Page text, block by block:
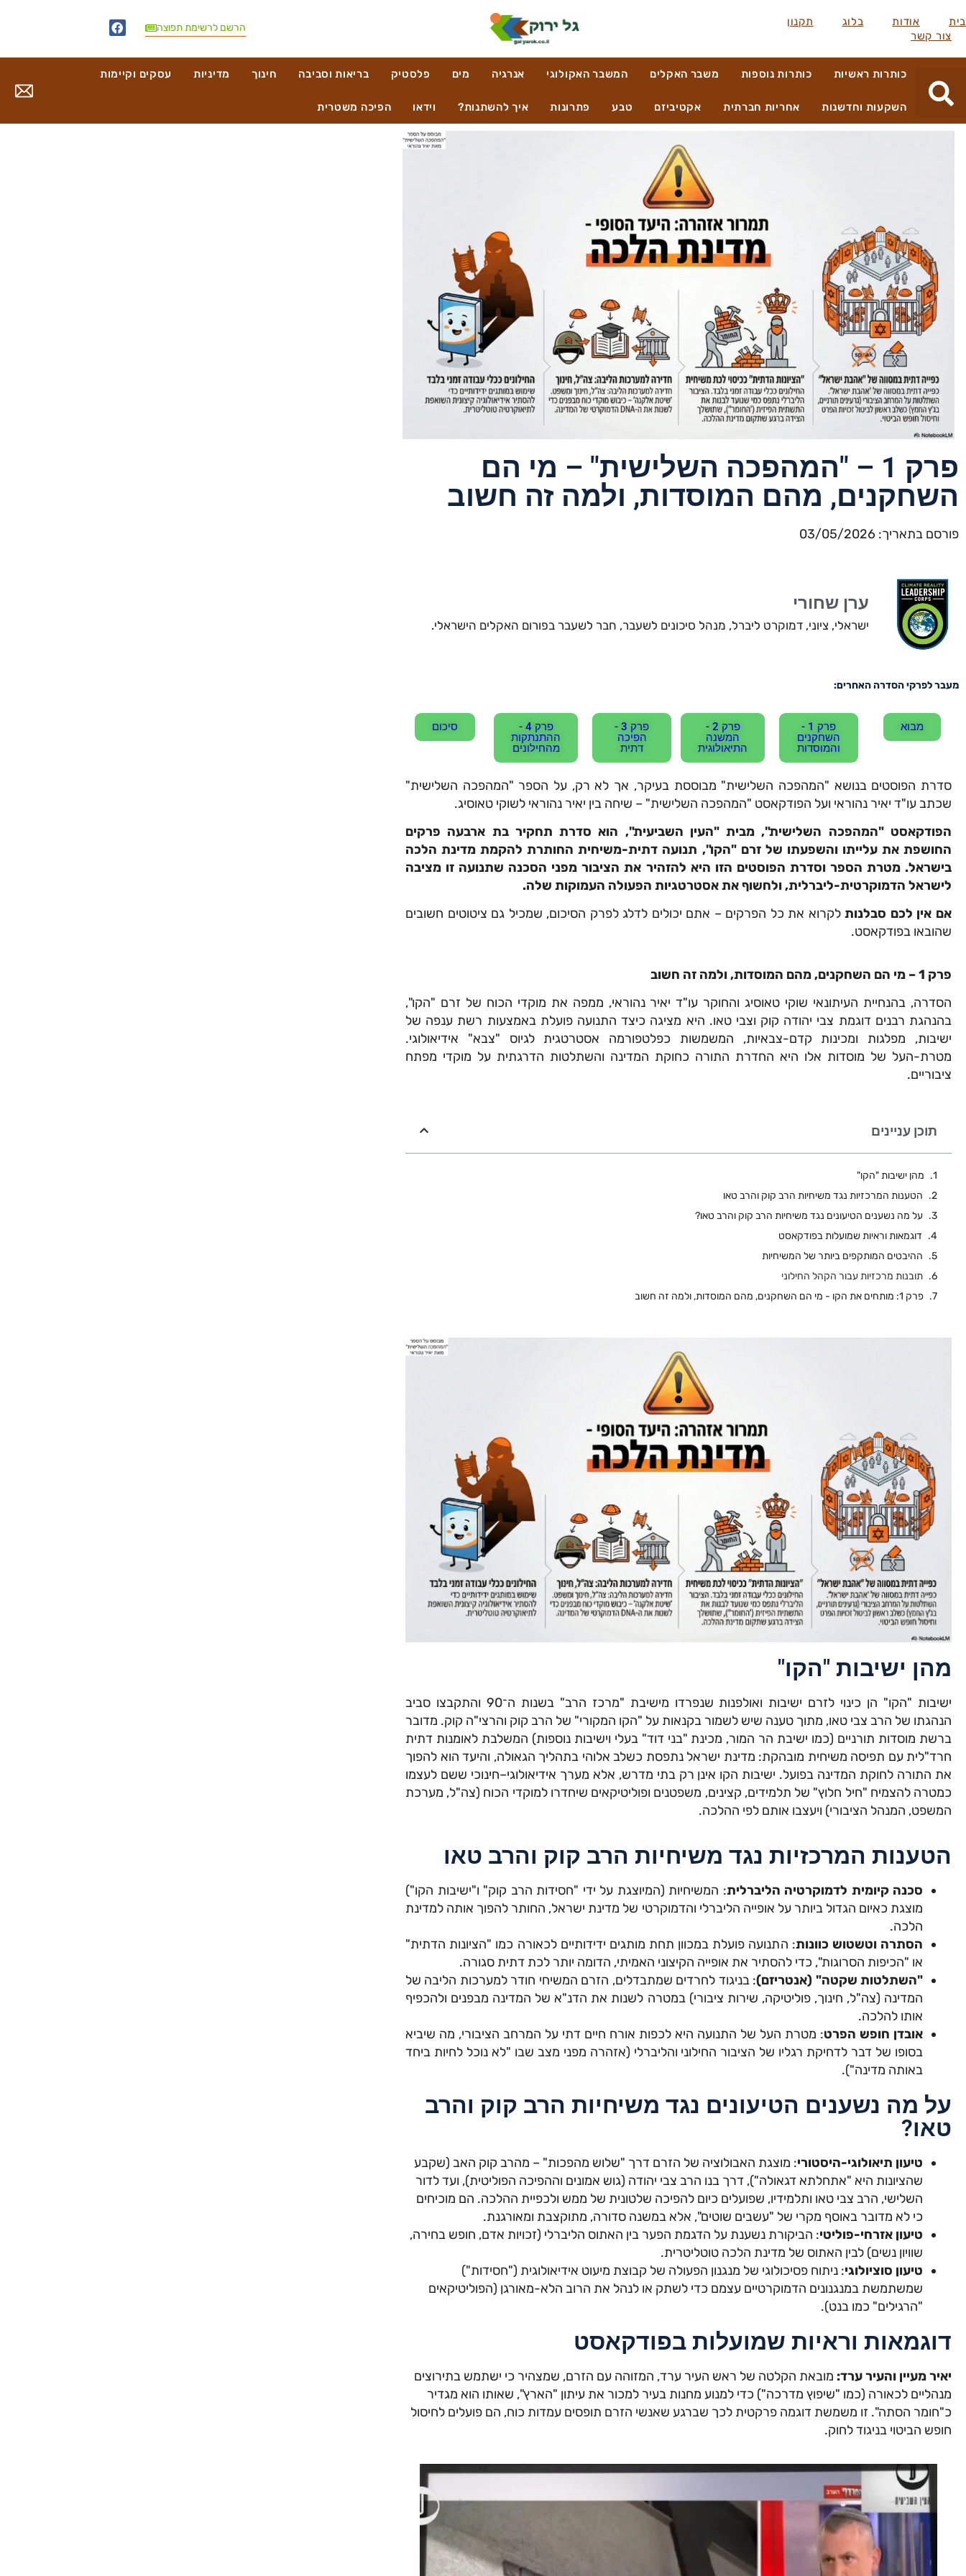
בית אודות בלוג
תקנון
צור קשר
הרשם לרשימת תפוצה
כותרות ראשיות כותרות נוספות משבר האקלים המשבר האקולוגי אנרגיה מים פלסטיק בריאות וסביבה חינוך מדיניות עסקים וקיימות
השקעות וחדשנות אחריות חברתית אקטיביזם טבע פתרונות איך להשתנות? וידאו הפיכה משטרית
פרק 1 – "המהפכה השלישית" – מי הם
השחקנים, מהם המוסדות, ולמה זה חשוב
פורסם בתאריך: 03/05/2026
ערן שחורי
ישראלי, ציוני, דמוקרט ליברל, מנהל סיכונים לשעבר, חבר לשעבר בפורום האקלים הישראלי.
מעבר לפרקי הסדרה האחרים:
מבוא
פרק 1 -
השחקנים
והמוסדות
פרק 2 -
המשנה
התיאולוגית
פרק 3 -
הפיכה
דתית
פרק 4 -
ההתנתקות
מהחילונים
סיכום
סדרת הפוסטים בנושא "המהפכה השלישית" מבוססת בעיקר, אך לא רק, על הספר "המהפכה השלישית"
שכתב עו"ד יאיר נהוראי ועל הפודקאסט "המהפכה השלישית" – שיחה בין יאיר נהוראי לשוקי טאוסיג.
הפודקאסט "המהפכה השלישית", מבית "העין השביעית", הוא סדרת תחקיר בת ארבעה פרקים
החושפת את עלייתו והשפעתו של זרם "הקו", תנועה דתית-משיחית החותרת להקמת מדינת הלכה
בישראל. מטרת הספר וסדרת הפוסטים הזו היא להזהיר את הציבור מפני הסכנה שתנועה זו מציבה
לישראל הדמוקרטית-ליברלית, ולחשוף את אסטרטגיות הפעולה העמוקות שלה.
אם אין לכם סבלנותלקרוא את כל הפרקים – אתם יכולים לדלג לפרק הסיכום, שמכיל גם ציטוטים חשובים
שהובאו בפודקאסט.
פרק 1 – מי הם השחקנים, מהם המוסדות, ולמה זה חשוב
הסדרה, בהנחיית העיתונאי שוקי טאוסיג והחוקר עו"ד יאיר נהוראי, ממפה את מוקדי הכוח של זרם "הקו",
בהנהגת רבנים דוגמת צבי יהודה קוק וצבי טאו. היא מציגה כיצד התנועה פועלת באמצעות רשת ענפה של
ישיבות, מפלגות ומכינות קדם-צבאיות, המשמשות כפלטפורמה אסטרטגית לגיוס "צבא" אידיאולוגי.
מטרת-העל של מוסדות אלו היא החדרת התורה כחוקת המדינה והשתלטות הדרגתית על מוקדי מפתח
ציבוריים.
תוכן עניינים
מהן ישיבות "הקו"
הטענות המרכזיות נגד משיחיות הרב קוק והרב טאו
על מה נשענים הטיעונים נגד משיחיות הרב קוק והרב טאו?
דוגמאות וראיות שמועלות בפודקאסט
ההיבטים המותקפים ביותר של המשיחיות
תובנות מרכזיות עבור הקהל החילוני
פרק 1: מותחים את הקו - מי הם השחקנים, מהם המוסדות, ולמה זה חשוב
מהן ישיבות "הקו"
ישיבות "הקו" הן כינוי לזרם ישיבות ואולפנות שנפרדו מישיבת "מרכז הרב" בשנות ה־90 והתקבצו סביב
הנהגתו של הרב צבי טאו, מתוך טענה שיש לשמור בקנאות על "הקו המקורי" של הרב קוק והרצי"ה קוק. מדובר
ברשת מוסדות תורניים (כמו ישיבת הר המור, מכינת "בני דוד" בעלי וישיבות נוספות) המשלבת לאומנות דתית
חרד"לית עם תפיסה משיחית מובהקת: מדינת ישראל נתפסת כשלב אלוהי בתהליך הגאולה, והיעד הוא להפוך
את התורה לחוקת המדינה בפועל. ישיבות הקו אינן רק בתי מדרש, אלא מערך אידיאולוגי–חינוכי ששם לעצמו
כמטרה להצמיח "חיל חלוץ" של תלמידים, קצינים, משפטנים ופוליטיקאים שיחדרו למוקדי הכוח (צה"ל, מערכת
המשפט, המנהל הציבורי) ויעצבו אותם לפי ההלכה.
הטענות המרכזיות נגד משיחיות הרב קוק והרב טאו
סכנה קיומית לדמוקרטיה הליברלית: המשיחיות (המיוצגת על ידי "חסידות הרב קוק" ו"ישיבות הקו")
מוצגת כאיום הגדול ביותר על אופייה הליברלי והדמוקרטי של מדינת ישראל, החותר להפוך אותה למדינת
הלכה.
הסתרה וטשטוש כוונות: התנועה פועלת במכוון תחת מותגים ידידותיים לכאורה כמו "הציונות הדתית"
או "הכיפות הסרוגות", כדי להסתיר את אופייה הקיצוני האמיתי, הדומה יותר לכת דתית סגורה.
"השתלטות שקטה" (אנטריזם): בניגוד לחרדים שמתבדלים, הזרם המשיחי חודר למערכות הליבה של
המדינה (צה"ל, חינוך, פוליטיקה, שירות ציבורי) במטרה לשנות את הדנ"א של המדינה מבפנים ולהכפיף
אותו להלכה.
אובדן חופש הפרט: מטרת העל של התנועה היא לכפות אורח חיים דתי על המרחב הציבורי, מה שיביא
בסופו של דבר לדחיקת רגליו של הציבור החילוני והליברלי (אזהרה מפני מצב שבו "לא נוכל לחיות ביחד
באותה מדינה").
על מה נשענים הטיעונים נגד משיחיות הרב קוק והרב
טאו?
טיעון תיאולוגי-היסטורי: מוצגת האבולוציה של הזרם דרך "שלוש מהפכות" – מהרב קוק האב (שקבע
שהציונות היא "אתחלתא דגאולה"), דרך בנו הרב צבי יהודה (גוש אמונים וההפיכה הפוליטית), ועד לדור
השלישי, הרב צבי טאו ותלמידיו, שפועלים כיום להפיכה שלטונית של ממש ולכפיית ההלכה. הם מוכיחים
כי לא מדובר באוסף מקרי של "עשבים שוטים", אלא במשנה סדורה, מתוקצבת ומאורגנת.
טיעון אזרחי-פוליטי: הביקורת נשענת על הדגמת הפער בין האתוס הליברלי (זכויות אדם, חופש בחירה,
שוויון נשים) לבין האתוס של מדינת הלכה טוטליטרית.
טיעון סוציולוגי: ניתוח פסיכולוגי של מנגנון הפעולה של קבוצת מיעוט אידיאולוגית ("חסידות")
שמשתמשת במנגנונים הדמוקרטיים עצמם כדי לשתק או לנהל את הרוב הלא-מאורגן (הפוליטיקאים
"הרגילים" כמו בנט).
דוגמאות וראיות שמועלות בפודקאסט
יאיר מעיין והעיר ערד: מובאת הקלטה של ראש העיר ערד, המזוהה עם הזרם, שמצהיר כי ישתמש בתירוצים
מנהליים לכאורה (כמו "שיפוץ מדרכה") כדי למנוע מחנות בעיר למכור את עיתון "הארץ", שאותו הוא מגדיר
כ"חומר הסתה". זו משמשת דוגמה פרקטית לכך שברגע שאנשי הזרם תופסים עמדות כוח, הם פועלים לחיסול
חופש הביטוי בניגוד לחוק.